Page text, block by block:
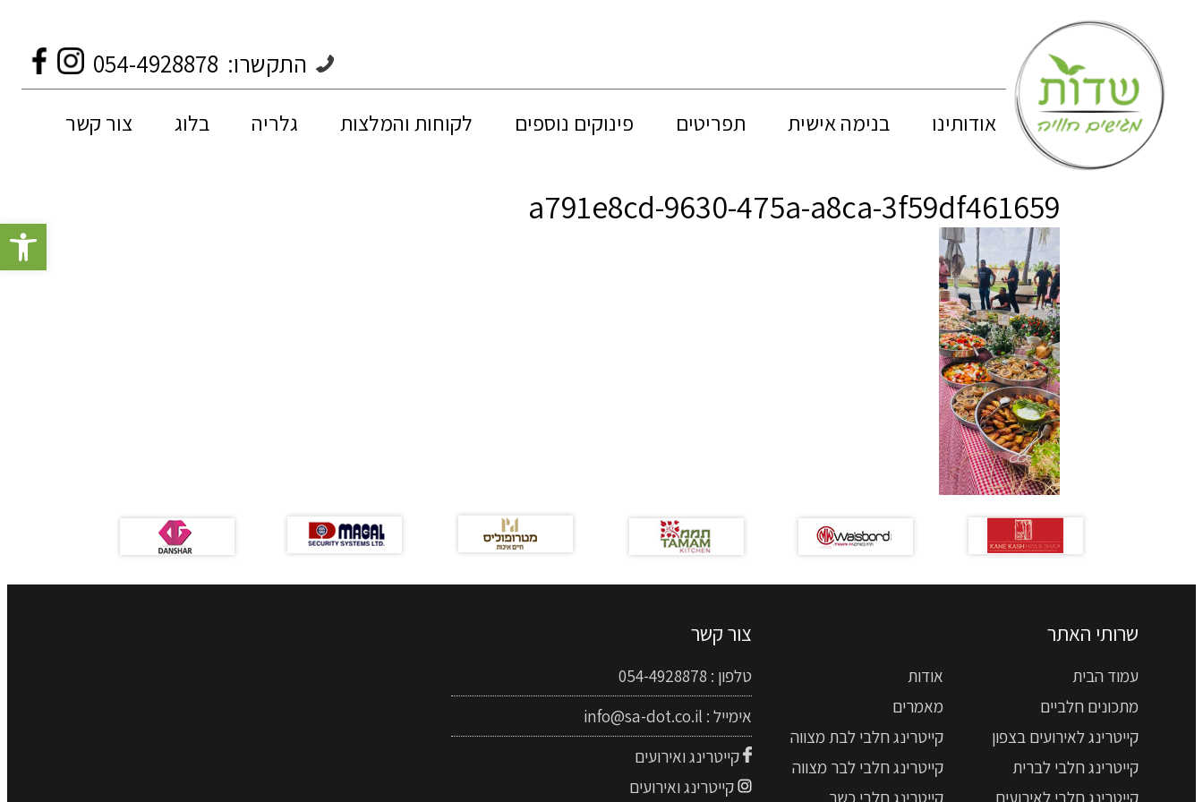
פתח
התקשרו: 054-4928878
אודותינו בנימה אישית תפריטים פינוקים נוספים לקוחות והמלצות גלריה בלוג צור קשר
a791e8cd-9630-475a-a8ca-3f59df461659
שרותי האתר
עמוד הבית
אודות
מתכונים חלביים
מאמרים
קייטרינג לאירועים בצפון
קייטרינג חלבי לבת מצווה
קייטרינג חלבי לברית
קייטרינג חלבי לבר מצווה
קייטרינג חלבי לאירועים
קייטרינג חלבי כשר
צור קשר
טלפון : 054-4928878
אימייל : info@sa-dot.co.il
קייטרינג ואירועים
קייטרינג ואירועים